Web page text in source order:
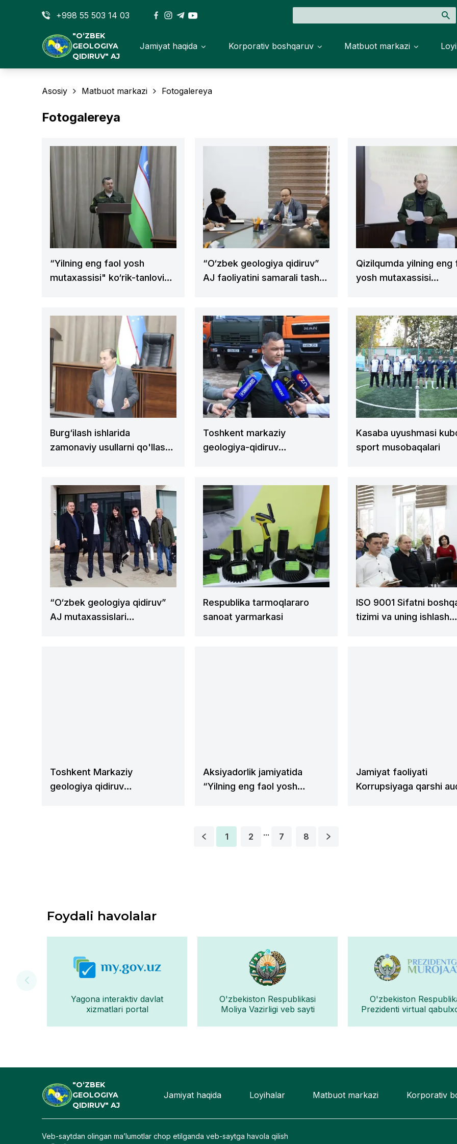
+998 55 503 14 03
"O‘ZBEK
GEOLOGIYA
QIDIRUV" AJ
Jamiyat haqida Korporativ boshqaruv Matbuot markazi
Asosiy Matbuot markazi Fotogalereya
Fotogalereya
“Yilning eng faol yosh
mutaxassisi" ko‘rik-tanloviga
“O‘zbek geologiya qidiruv”
AJ faoliyatini samarali tashkil
Qizilqumda yilning eng
yosh mutaxassisi
Burg‘ilash ishlarida
zamonaviy usullarni qo'llash
Toshkent markaziy
geologiya-qidiruv
Kasaba uyushmasi
sport musobaqalari
“O‘zbek geologiya qidiruv”
AJ mutaxassislari
Respublika tarmoqlararo
sanoat yarmarkasi
ISO 9001 Sifatni
tizimi va uning ishlash
Toshkent Markaziy
geologiya qidiruv
Aksiyadorlik jamiyatida
“Yilning eng faol yosh
Jamiyat faoliyati
Korrupsiyaga qarshi
1 2 ... 7 8
Foydali havolalar
Yagona interaktiv davlat
xizmatlari portal
O'zbekiston Respublikasi
Moliya Vazirligi veb sayti
O'zbekiston
Prezidenti virtual
"O‘ZBEK
GEOLOGIYA
QIDIRUV" AJ
Jamiyat haqida Loyihalar Matbuot markazi Korporativ
Veb-saytdan olingan maʼlumotlar chop etilganda veb-saytga havola qilish